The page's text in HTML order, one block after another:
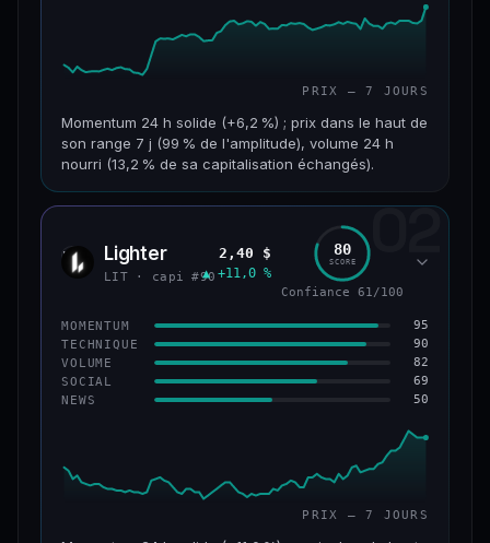
PRIX — 7 JOURS
Momentum 24 h solide (+6,2 %) ; prix dans le haut de
son range 7 j (99 % de l'amplitude), volume 24 h
nourri (13,2 % de sa capitalisation échangés).
CAP. MARCHÉ VOLUME 24 H
VAR. 7 J VAR. 30 J
+32,8 %
VS ATH
−93,6 %
CONFIANCE 64/100
02
LIT Lighter
LIT · capi #90
2,40 $
▲ +11,0 %
80
SCORE
Confiance 61/100
MOMENTUM 95
TECHNIQUE 90
VOLUME 82
SOCIAL 69
NEWS 50
PRIX — 7 JOURS